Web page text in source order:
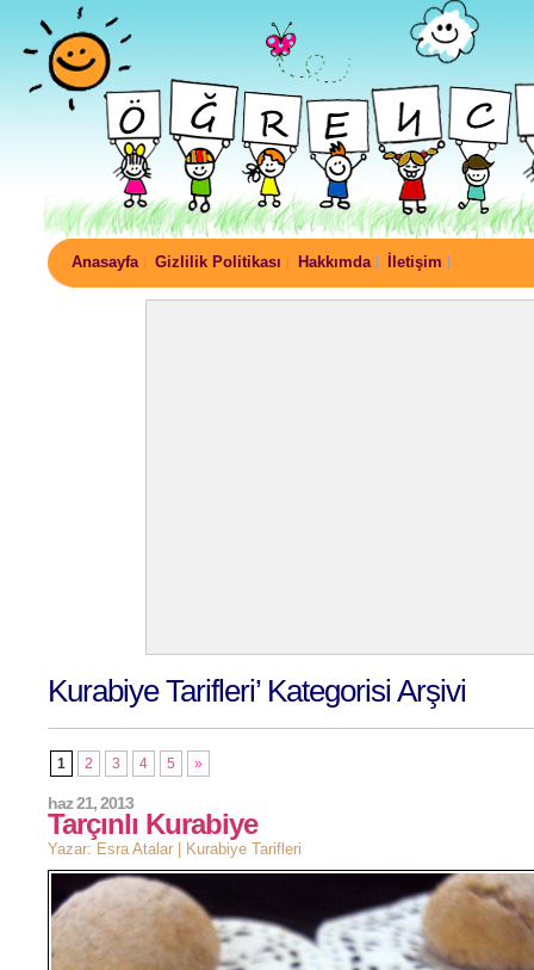
Anasayfa Gizlilik Politikası Hakkımda İletişim
Kurabiye Tarifleri’ Kategorisi Arşivi
1 2 3 4 5 »
Tarçınlı Kurabiye
haz 21, 2013
Yazar: Esra Atalar | Kurabiye Tarifleri